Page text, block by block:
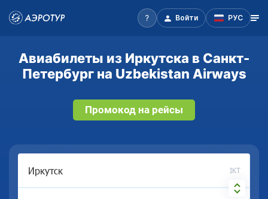
Войти РУС
Авиабилеты из Иркутска в Санкт-
Петербург на Uzbekistan Airways
Промокод на рейсы
IKT